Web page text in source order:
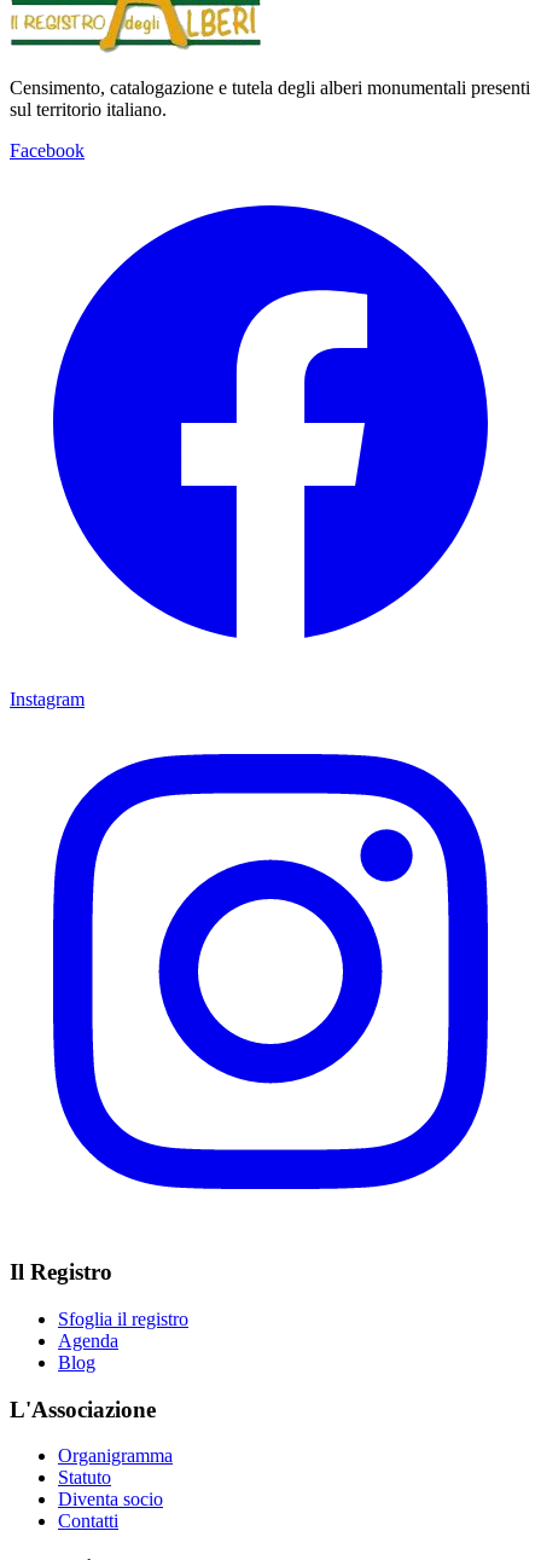
Censimento, catalogazione e tutela degli alberi monumentali presenti
sul territorio italiano.
Facebook
Instagram
Il Registro
Sfoglia il registro
Agenda
Blog
L'Associazione
Organigramma
Statuto
Diventa socio
Contatti